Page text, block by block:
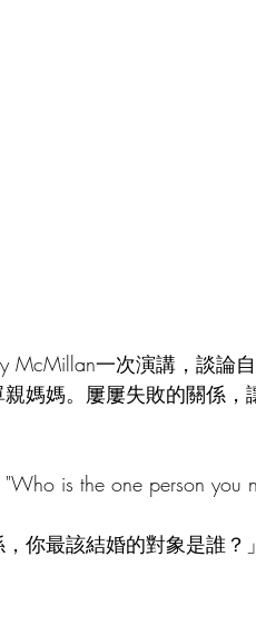
McMillan一次演講，談論
媽媽。屢屢失敗的關係
is the one person you
你最該結婚的對象是誰？」